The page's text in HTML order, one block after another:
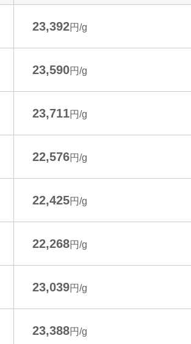
23,392円/g
23,590円/g
23,711円/g
22,576円/g
22,425円/g
22,268円/g
23,039円/g
23,388円/g